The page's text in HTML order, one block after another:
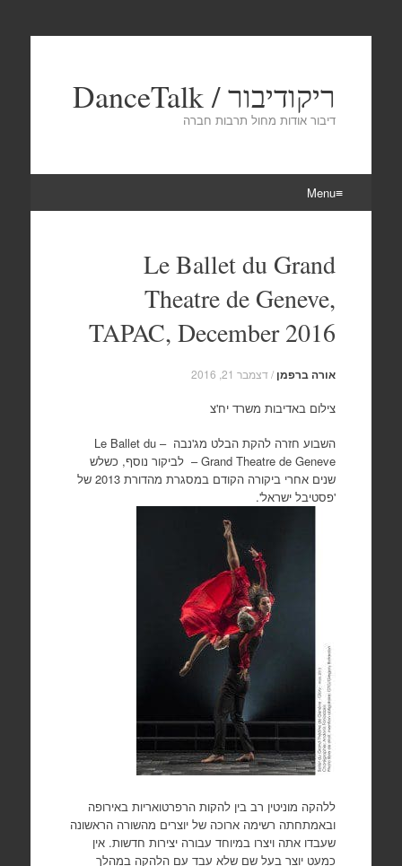
ריקודיבור / DanceTalk
דיבור אודות מחול תרבות חברה
Menu
content
Le Ballet du Grand
Theatre de Geneve,
TAPAC, December 2016
אורה ברפמן /דצמבר 21, 2016
צילום באדיבות משרד יח'צ
השבוע חזרה להקת הבלט מג'נבה – Le Ballet du
Grand Theatre de Geneve – לביקור נוסף, כשלש
שנים אחרי ביקורה הקודם במסגרת מהדורת 2013 של
'פסטיבל ישראל'.
ללהקה מוניטין רב בין להקות הרפרטואריות באירופה
ובאמתחתה רשימה ארוכה של יוצרים מהשורה הראשונה
שעבדו אתה ויצרו במיוחד עבורה יצירות חדשות. אין
כמעט יוצר בעל שם שלא עבד עם הלהקה במהלך